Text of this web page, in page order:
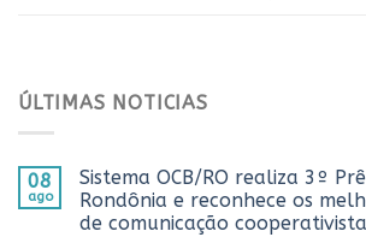
ÚLTIMAS NOTICIAS
08
ago
Sistema OCB/RO realiza 3º
Rondônia e reconhece os
de comunicação